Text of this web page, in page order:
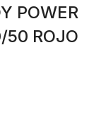
POWER
50 ROJO